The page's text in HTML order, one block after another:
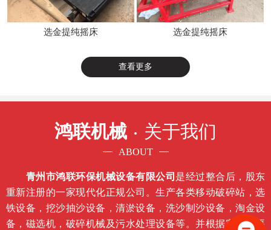
选金提纯摇床 选金提纯摇床
查看更多
鸿联机械 关于我们
ABOUT
青州市鸿联环保机械设备有限公司 是经过整合后，股东
重新注册的一家现代化正规公司。生产各类移动破碎站，选
铁设备，挖沙抽沙设备，清淤设备，洗沙制沙设备，淘金设
备，磁选机，破碎机械及污水处理设备等。并根据客户的要